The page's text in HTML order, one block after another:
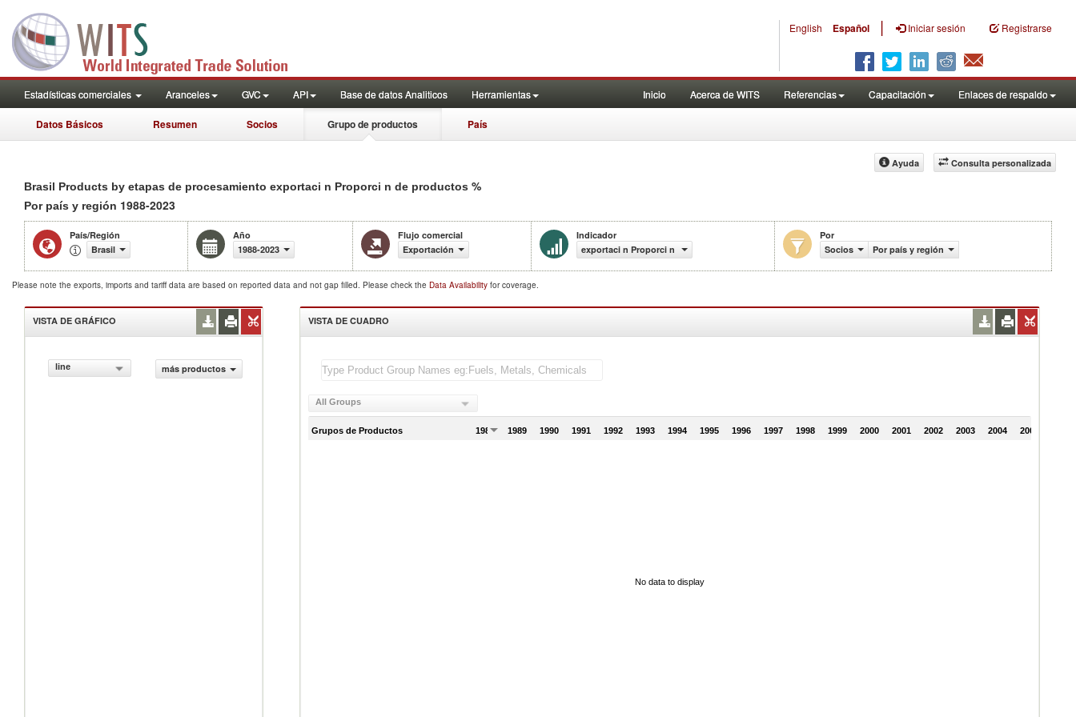
English Español | Iniciar sesión Registrarse
Estadísticas comerciales Aranceles GVC API Base de datos Analiticos Herramientas Inicio Acerca de WITS Referencias Capacitación Enlaces de respaldo
Datos Básicos Resumen Socios Grupo de productos País
Consulta personalizada
Ayuda
Brasil Products by etapas de procesamiento exportaci n Proporci n de productos %
Por país y región 1988-2023
País/Región
Brasil
Año
1988-2023
Flujo comercial
Exportación
Indicador
exportaci n Proporci n de productos (%)
Por
Socios
Por país y región
Please note the exports, imports and tariff data are based on reported data and not gap filled. Please check the Data Availability for coverage.
VISTA DE GRÁFICO
line más productos
VISTA DE CUADRO
All Groups
Grupos de Productos 1988 1989 1990 1991 1992 1993 1994 1995 1996 1997 1998 1999 2000 2001 2002 2003 2004 2005
No data to display